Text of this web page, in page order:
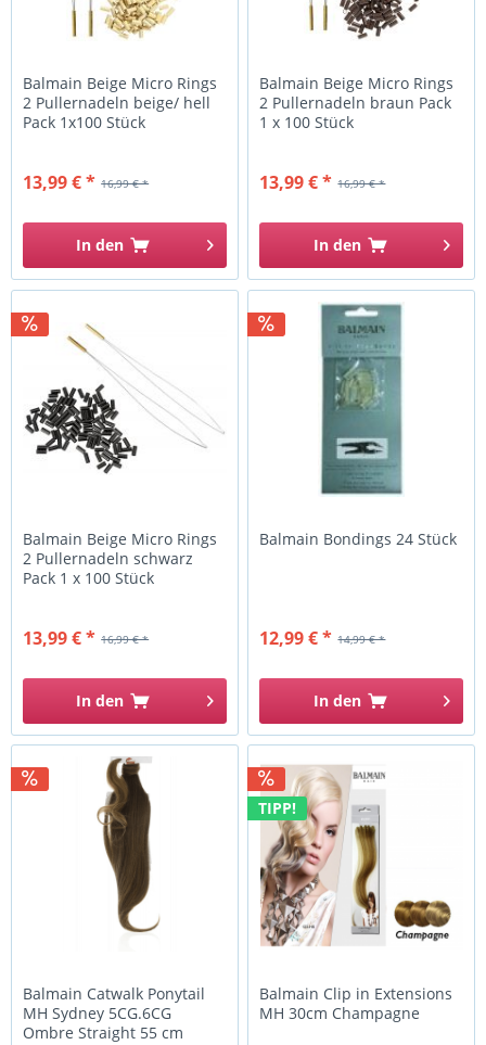
Balmain Beige Micro Rings
2 Pullernadeln beige/ hell
Pack 1x100 Stück
16,99 € *
13,99 € *
In den
Balmain Beige Micro Rings
2 Pullernadeln braun Pack
1 x 100 Stück
16,99 € *
13,99 € *
In den
Balmain Beige Micro Rings
2 Pullernadeln schwarz
Pack 1 x 100 Stück
16,99 € *
13,99 € *
In den
Balmain Bondings 24 Stück
14,99 € *
12,99 € *
In den
Balmain Catwalk Ponytail
MH Sydney 5CG.6CG
Ombre Straight 55 cm
TIPP!
Balmain Clip in Extensions
MH 30cm Champagne